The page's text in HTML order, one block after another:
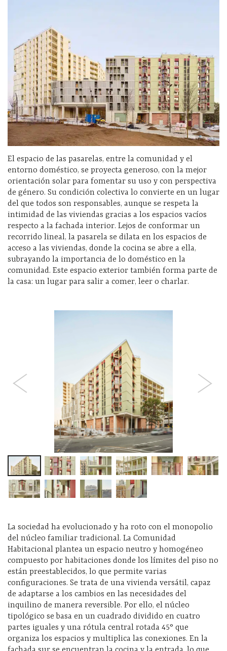
El espacio de las pasarelas, entre la comunidad y el
entorno doméstico, se proyecta generoso, con la mejor
orientación solar para fomentar su uso y con perspectiva
de género. Su condición colectiva lo convierte en un lugar
del que todos son responsables, aunque se respeta la
intimidad de las viviendas gracias a los espacios vacíos
respecto a la fachada interior. Lejos de conformar un
recorrido lineal, la pasarela se dilata en los espacios de
acceso a las viviendas, donde la cocina se abre a ella,
subrayando la importancia de lo doméstico en la
comunidad. Este espacio exterior también forma parte de
la casa: un lugar para salir a comer, leer o charlar.
La sociedad ha evolucionado y ha roto con el monopolio
del núcleo familiar tradicional. La Comunidad
Habitacional plantea un espacio neutro y homogéneo
compuesto por habitaciones donde los límites del piso no
están preestablecidos, lo que permite varias
configuraciones. Se trata de una vivienda versátil, capaz
de adaptarse a los cambios en las necesidades del
inquilino de manera reversible. Por ello, el núcleo
tipológico se basa en un cuadrado dividido en cuatro
partes iguales y una rótula central rotada 45° que
organiza los espacios y multiplica las conexiones. En la